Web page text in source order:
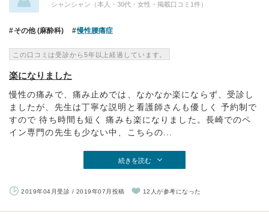
シャンシャン（本人・30代・女性・掲載口コミ1件）
その他 (麻酔科) 慢性腰痛症
この口コミは受診から5年以上経過しています。
楽になりました
慢性の痛みで、痛み止めでは、なかなか楽にならず、受診し
ましたが、先生は丁寧な説明と看護師さんも優しく 予約制で
すので 待ち時間も短く 痛みも楽になりました。長崎でのペ
イン専門の先生も少ない中、こちらの...
続きを読む
2019年04月受診 / 2019年07月投稿 12人が参考になった